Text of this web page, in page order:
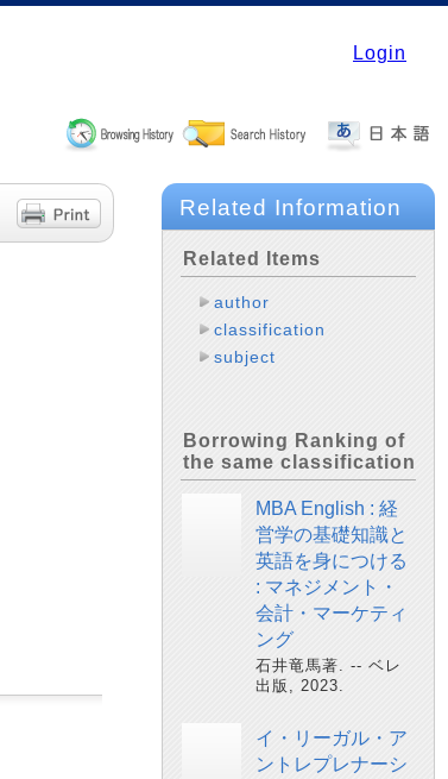
Login
Related Information
Related Items
author
classification
subject
Borrowing Ranking of
the same classification
MBA English : 経
営学の基礎知識と
英語を身につける
: マネジメント・
会計・マーケティ
ング
石井竜馬著. -- ベレ
出版, 2023.
イ・リーガル・ア
ントレプレナーシ